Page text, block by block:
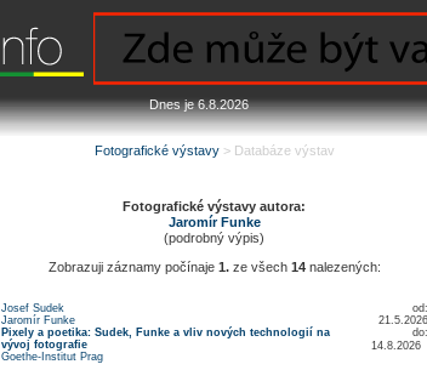
Dnes je 6.8.2026
Fotografické výstavy> Databáze výstav
Fotografické výstavy autora:
JaromírFunke
(podrobný výpis)
Zobrazuji záznamy počínaje 1.ze všech 14nalezených:
Josef Sudek
Jaromír Funke
Pixely a poetika: Sudek, Funke a vliv nových technologií na
vývoj fotografie
Goethe-Institut Prag
od:
21.5.2026
do:
14.8.2026